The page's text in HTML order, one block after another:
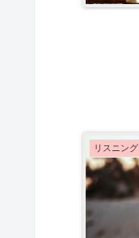
リスニング